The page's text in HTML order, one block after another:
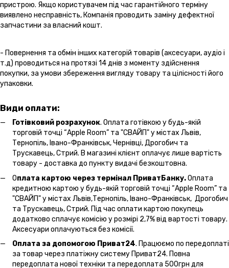
пристрою. Якщо користувачем під час гарантійного терміну
виявлено несправність, Компанія проводить заміну дефектної
запчастини за власний кошт.
- Повернення та обмін інших категорій товарів (аксесуари, аудіо і
т.д) проводиться на протязі 14 днів з моменту здійснення
покупки, за умови збереження вигляду товару та цілісності його
упаковки.
Види оплати:
Готівковий розрахунок. Оплата готівкою у будь-якій
торговій точці “Apple Room” та "СВАЙП" у містах Львів,
Тернопіль, Івано-Франківськ, Чернівці, Дрогобич та
Трускавець, Стрий. В магазині клієнт оплачує лише вартість
товару - доставка до пункту видачі безкоштовна.
Оплата картою через термінал ПриватБанку.Оплата
кредитною картою у будь-якій торговій точці “Apple Room” та
"СВАЙП" у містах Львів,Тернопіль, Івано-Франківськ, Дрогобич
та Трускавець, Стрий. Під час оплати картою покупець
додатково сплачує комісію у розмірі 2,7% від вартості товару.
Аксесуари оплачуються без комісії.
Оплата за допомогою Приват24. Працюємо по передоплаті
за товар через платіжну систему Приват24. Повна
передоплата нової техніки та передоплата 500грн для